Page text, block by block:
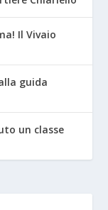
Il Vivaio
guida
un classe